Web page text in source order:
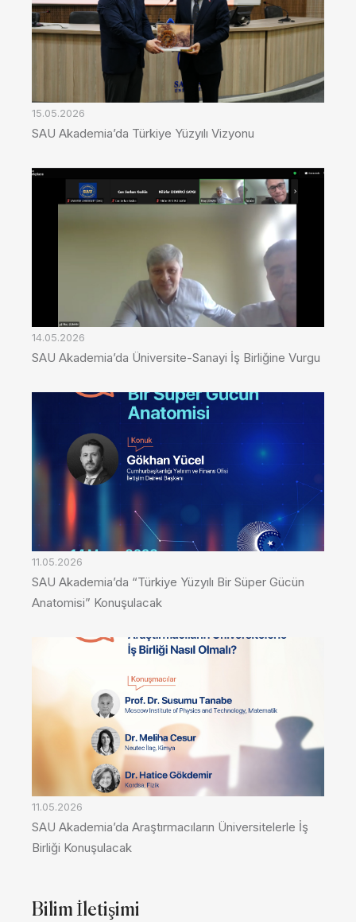
15.05.2026
SAU Akademia’da Türkiye Yüzyılı Vizyonu
14.05.2026
SAU Akademia’da Üniversite-Sanayi İş Birliğine Vurgu
11.05.2026
SAU Akademia’da “Türkiye Yüzyılı Bir Süper Gücün
Anatomisi” Konuşulacak
11.05.2026
SAU Akademia’da Araştırmacıların Üniversitelerle İş
Birliği Konuşulacak
Bilim İletişimi